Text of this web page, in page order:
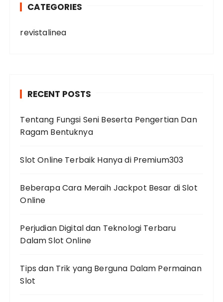
CATEGORIES
revistalinea
RECENT POSTS
Tentang Fungsi Seni Beserta Pengertian Dan
Ragam Bentuknya
Slot Online Terbaik Hanya di Premium303
Beberapa Cara Meraih Jackpot Besar di Slot
Online
Perjudian Digital dan Teknologi Terbaru
Dalam Slot Online
Tips dan Trik yang Berguna Dalam Permainan
Slot